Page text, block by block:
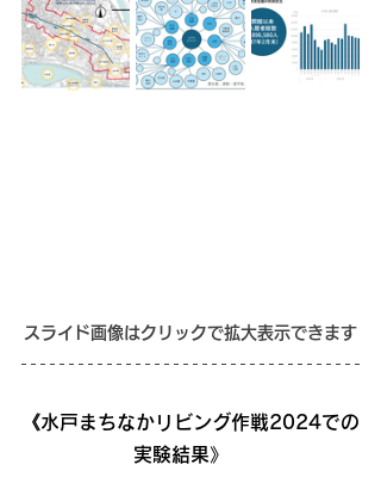
スライド画像はクリックで拡大表示できます
《水戸まちなかリビング作戦2024での
実験結果》